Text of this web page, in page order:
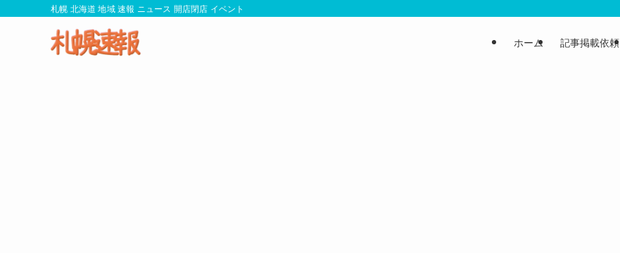
札幌 北海道 地域 速報 ニュース 開店閉店 イベント
ホーム 記事掲載依頼